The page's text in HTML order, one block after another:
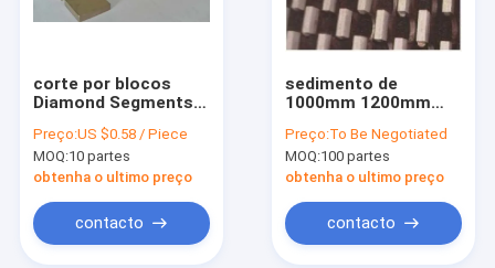
corte por blocos
Diamond Segments
lâmina de mármore
do segmento
Preço:US $0.58 / Piece
MOQ:10 partes
obtenha o ultimo preço
contacto
sedimento de
1000mm 1200mm
Blade Segments For
Marble
Preço:To Be Negotiated
MOQ:100 partes
obtenha o ultimo preço
contacto